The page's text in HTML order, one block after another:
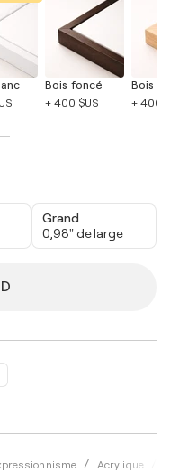
Acrylique
Bois foncé
+ 400 $US
Bois
+ 400
Grand
0,98" de large